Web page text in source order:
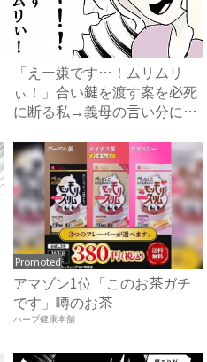
「えー嫌です…！ムリムリ
ぃ！」合い鍵を渡す案を必死
に断る私→義母の言い分にあ
Promoted
アマゾン1位「このお茶ガチ
です」噂のお茶
ハーブ健康本舗